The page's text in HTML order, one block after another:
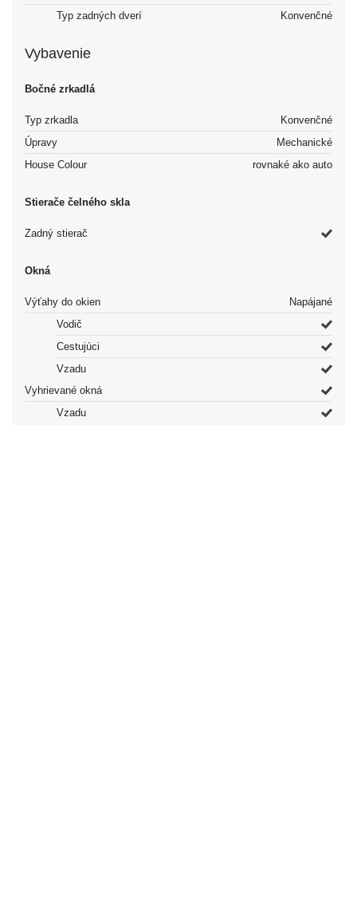
Typ zadných dverí
Konvenčné
Vybavenie
Bočné zrkadlá
Typ zrkadla
Konvenčné
Úpravy
Mechanické
House Colour
rovnaké ako auto
Stierače čelného skla
Zadný stierač
Okná
Výťahy do okien
Napájané
Vodič
Cestujúci
Vzadu
Vyhrievané okná
Vzadu